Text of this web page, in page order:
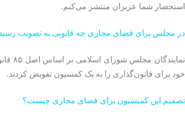
استحضار شما عزیزان منتشر می‌کنم.
در مجلس برای فضای مجازی چه قانونی به تصویب
خود برای قانون‌گذاری را به یک کمسیون تفویض کردند.
تصمیم این کمیسیون برای فضای مجازی چیست؟